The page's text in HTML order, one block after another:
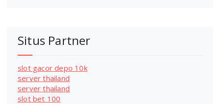
Situs Partner
slot gacor depo 10k
server thailand
server thailand
slot bet 100